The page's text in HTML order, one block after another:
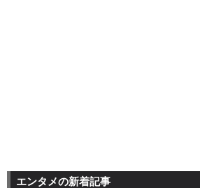
エンタメの新着記事